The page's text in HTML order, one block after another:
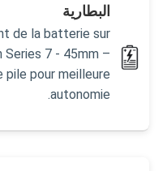
البطارية
de la batterie sur
Series 7 - 45mm –
pile pour meilleure
autonomie.